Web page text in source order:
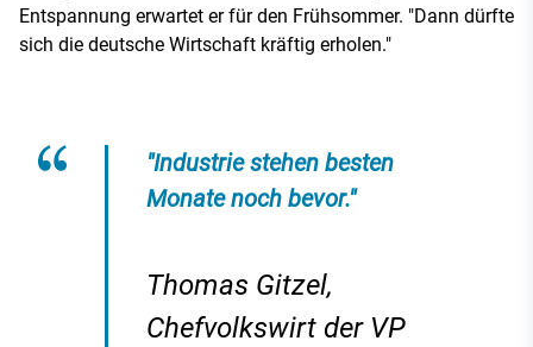
Entspannung erwartet er für den Frühsommer. "Dann dürfte
sich die deutsche Wirtschaft kräftig erholen."
"Industrie stehen besten
Monate noch bevor."
Thomas Gitzel,
Chefvolkswirt der VP